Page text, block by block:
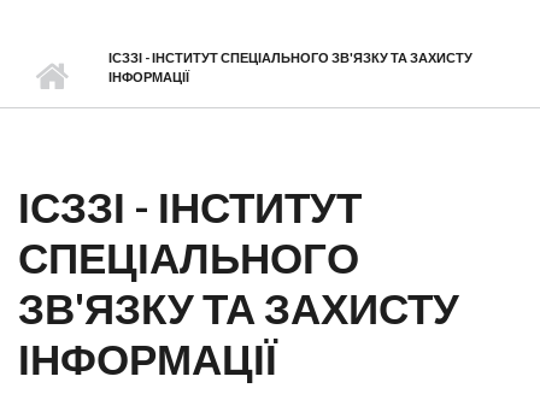
ІСЗЗІ - ІНСТИТУТ СПЕЦІАЛЬНОГО ЗВ'ЯЗКУ ТА ЗАХИСТУ
ІНФОРМАЦІЇ
ІСЗЗІ - ІНСТИТУТ
СПЕЦІАЛЬНОГО
ЗВ'ЯЗКУ ТА ЗАХИСТУ
ІНФОРМАЦІЇ